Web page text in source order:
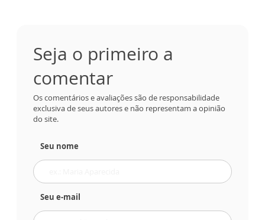
Seja o primeiro a
comentar
Os comentários e avaliações são de responsabilidade
exclusiva de seus autores e não representam a opinião
do site.
Seu nome
Seu e-mail